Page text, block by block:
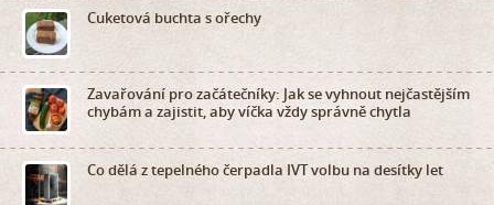
Cuketová buchta s ořechy
Zavařování pro začátečníky: Jak se vyhnout nejčastějším
chybám a zajistit, aby víčka vždy správně chytla
Co dělá z tepelného čerpadla IVT volbu na desítky let